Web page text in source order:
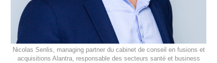
Nicolas Senlis, managing partner du cabinet de conseil en fusions et
acquisitions Alantra, responsable des secteurs santé et business